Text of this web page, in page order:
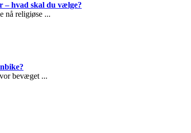
– hvad skal du vælge?
nå religiøse ...
bevæget ...